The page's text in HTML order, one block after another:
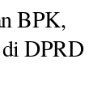
BPK,
di DPRD